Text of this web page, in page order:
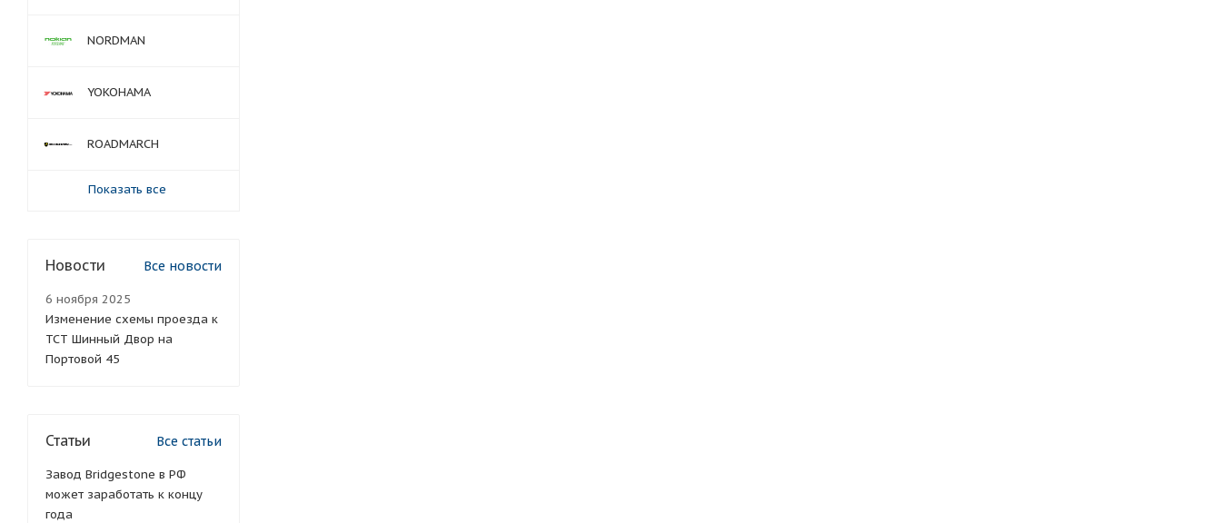
NORDMAN
YOKOHAMA
ROADMARCH
Показать все
Новости Все новости
6 ноября 2025
Изменение схемы проезда к
ТСТ Шинный Двор на
Портовой 45
Статьи Все статьи
Завод Bridgestone в РФ
может заработать к концу
года